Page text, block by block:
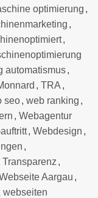
optimierung ,
,
,
automatismus,
, TRA ,
seo, web ranking ,
, Webagentur
, Webdesign ,
,
,
Aargau ,
webseiten